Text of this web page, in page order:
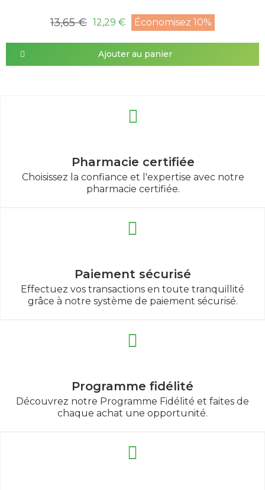
13,65 € 12,29 € Économisez 10%
Ajouter au panier
Pharmacie certifiée
Choisissez la confiance et l'expertise avec notre
pharmacie certifiée.
Paiement sécurisé
Effectuez vos transactions en toute tranquillité
grâce à notre système de paiement sécurisé.
Programme fidélité
Découvrez notre Programme Fidélité et faites de
chaque achat une opportunité.